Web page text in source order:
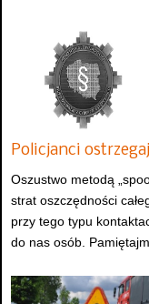
Policjanci
Oszustwo metodą
strat oszczędności
przy tego typu
do nas osób.